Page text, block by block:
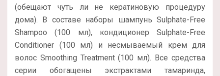
(обещают чуть ли не кератиновую процедуру
дома). В составе наборы шампунь Sulphate-Free
Shampoo (100 мл), кондиционер Sulphate-Free
Conditioner (100 мл) и несмываемый крем для
волос Smoothing Treatment (100 мл). Все средства
серии обогащены экстрактами тамаринда,